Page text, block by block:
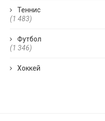
Теннис
(1 483)
Футбол
(1 346)
Хоккей